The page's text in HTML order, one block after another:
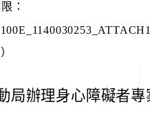
：
局辦理身心障礙者